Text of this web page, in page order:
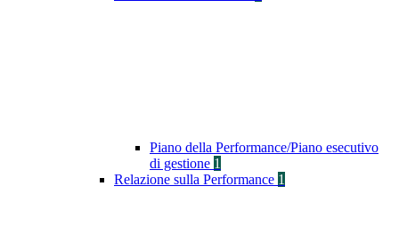
Piano della Performance/Piano esecutivo
di gestione 1
Relazione sulla Performance 1